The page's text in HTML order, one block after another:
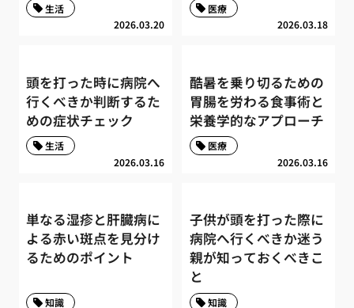
2026.03.20
生活
2026.03.18
医療
頭を打った時に病院へ
行くべきか判断するた
めの症状チェック
2026.03.16
生活
酷暑を乗り切るための
胃腸を労わる食事術と
栄養学的なアプローチ
2026.03.16
医療
単なる湿疹と肝臓病に
よる赤い斑点を見分け
るためのポイント
知識
子供が頭を打った際に
病院へ行くべきか迷う
親が知っておくべきこ
と
知識